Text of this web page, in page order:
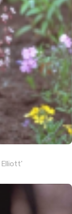
Elliott'